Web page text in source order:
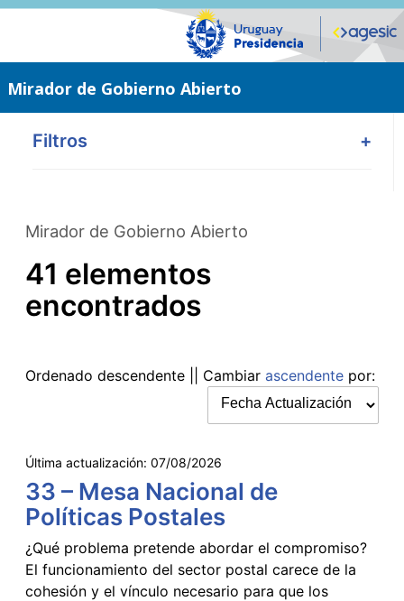
Saltar
Mirador de Gobierno Abierto
Filtros +
Mirador de Gobierno Abierto
41 elementos
encontrados
Ordenado descendente || Cambiar ascendente por:
Última actualización: 07/08/2026
33 – Mesa Nacional de
Políticas Postales
¿Qué problema pretende abordar el compromiso?
El funcionamiento del sector postal carece de la
cohesión y el vínculo necesario para que los